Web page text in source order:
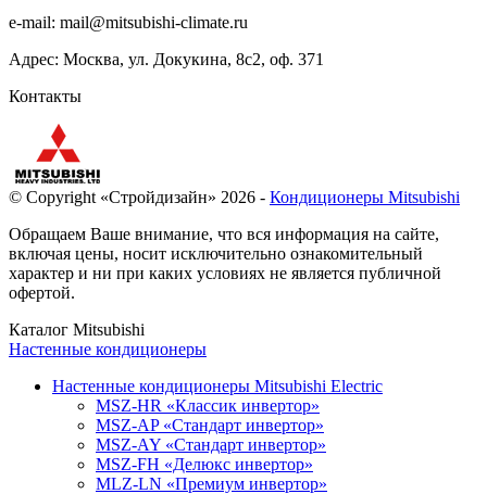
e-mail: mail@mitsubishi-climate.ru
Адрес: Москва, ул. Докукина, 8с2, оф. 371
Контакты
© Copyright «Стройдизайн» 2026 - Кондиционеры Mitsubishi
Обращаем Ваше внимание, что вся информация на сайте,
включая цены, носит исключительно ознакомительный
характер и ни при каких условиях не является публичной
офертой.
Каталог Mitsubishi
Настенные кондиционеры
Настенные кондиционеры Mitsubishi Electric
MSZ-HR «Классик инвертор»
MSZ-AP «Стандарт инвертор»
MSZ-AY «Стандарт инвертор»
MSZ-FH «Делюкс инвертор»
MLZ-LN «Премиум инвертор»